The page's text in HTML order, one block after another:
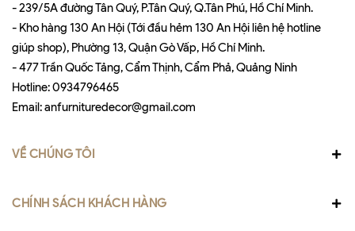
- 239/5A đường Tân Quý, P.Tân Quý, Q.Tân Phú, Hồ Chí Minh.
- Kho hàng 130 An Hội (Tới đầu hẻm 130 An Hội liên hệ hotline
giúp shop), Phường 13, Quận Gò Vấp, Hồ Chí Minh.
- 477 Trần Quốc Tảng, Cẩm Thịnh, Cẩm Phả, Quảng Ninh
Hotline:0934796465
Email:anfurnituredecor@gmail.com
VỀ CHÚNG TÔI
CHÍNH SÁCH KHÁCH HÀNG